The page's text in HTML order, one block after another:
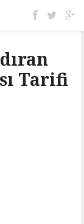
Tarifi